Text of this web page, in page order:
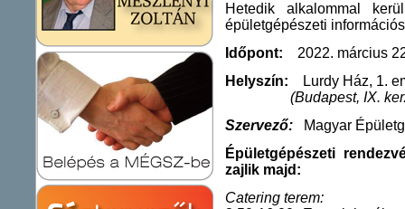
Hetedik alkalommal
épületgépészeti
Időpont: 2022. március
Helyszín: Lurdy Ház, 1.
(Budapest, IX.
Szervező:
Magyar
Épületgépészeti
zajlik majd:
Catering terem: